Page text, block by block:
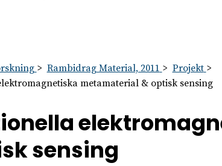
Rambidrag Material, 2011
Projekt
metamaterial & optisk sensing
sensing